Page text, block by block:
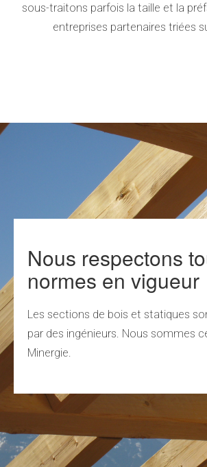
sous-traitons parfois la taille et la
entreprises partenaires triées
Nous respectons
normes en vigueur
Les sections de bois et statiques
par des ingénieurs. Nous sommes
Minergie.